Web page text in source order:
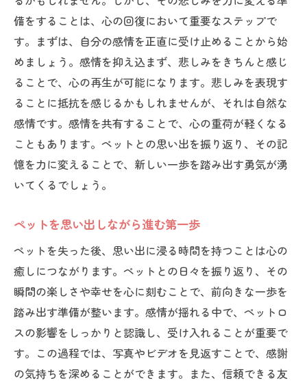
備をすることは、心の回復において重要なステップで
す。まずは、自分の感情を正直に受け止めることから始
めましょう。感情を抑え込まず、悲しみをきちんと感じ
ることで、心の再生が可能になります。悲しみを表現す
ることに抵抗を感じるかもしれませんが、それは自然な
感情です。感情を共有することで、心の重荷が軽くなる
こともあります。ペットとの思い出を振り返り、その記
憶を力に変えることで、新しい一歩を踏み出す勇気が湧
いてくるでしょう。
ペットを思い出しながら進む第一歩
ペットを失った後、思い出に浸る時間を持つことは心の
癒しにつながります。ペットとの日々を振り返り、その
瞬間の楽しさや幸せを心に刻むことで、前向きな一歩を
踏み出す準備が整います。感情が揺れる中で、ペットロ
スの影響をしっかりと認識し、受け入れることが重要で
す。この過程では、写真やビデオを見返すことで、感謝
の気持ちを深めることができます。また、信頼できる友